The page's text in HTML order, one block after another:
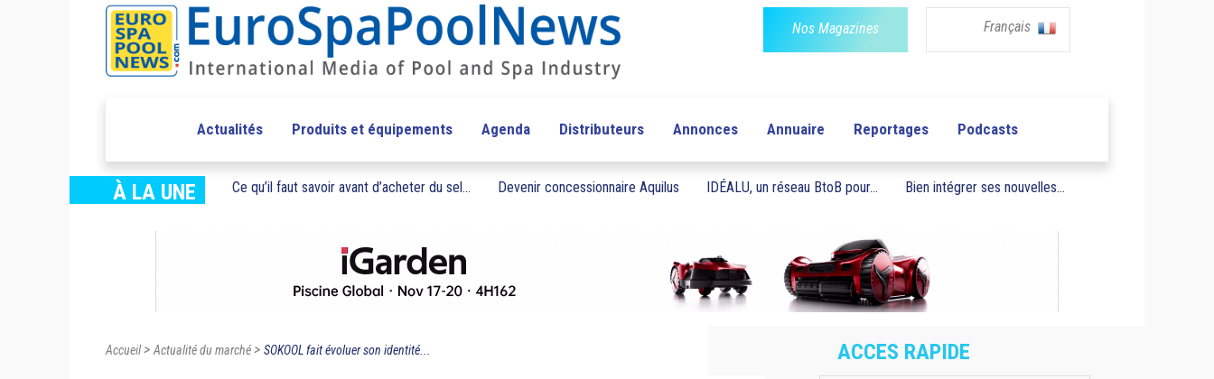
Nos Magazines Français
Actualités Produits et équipements Agenda Distributeurs Annonces Annuaire Reportages Podcasts
À LA UNE Ce qu’il faut savoir avant d’acheter du sel... Devenir concessionnaire Aquilus IDÉALU, un réseau BtoB pour... Bien intégrer ses nouvelles...
Accueil>Actualité du marché> SOKOOL fait évoluer son identité... ACCES RAPIDE